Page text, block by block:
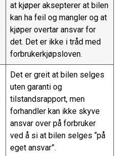
at kjøper aksepterer at bilen
kan ha feil og mangler og at
kjøper overtar ansvar for
det. Det er ikke i tråd med
forbrukerkjøpsloven.
Det er greit at bilen selges
uten garanti og
tilstandsrapport, men
forhandler kan ikke skyve
ansvar over på forbruker
ved å si at bilen selges “på
eget ansvar”.